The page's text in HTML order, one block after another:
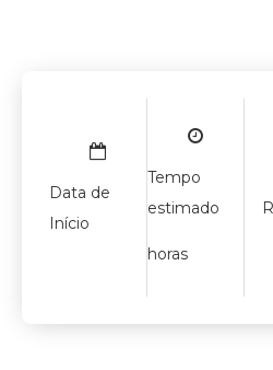
Data de
Início
Tempo
estimado
horas